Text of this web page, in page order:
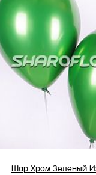
Шар Хром Зеленый